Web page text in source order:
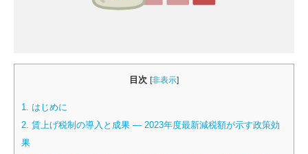
目次 [非表示]
1. はじめに
2. 賃上げ税制の導入と成果 ― 2023年度最新減税額が示す政策効
果